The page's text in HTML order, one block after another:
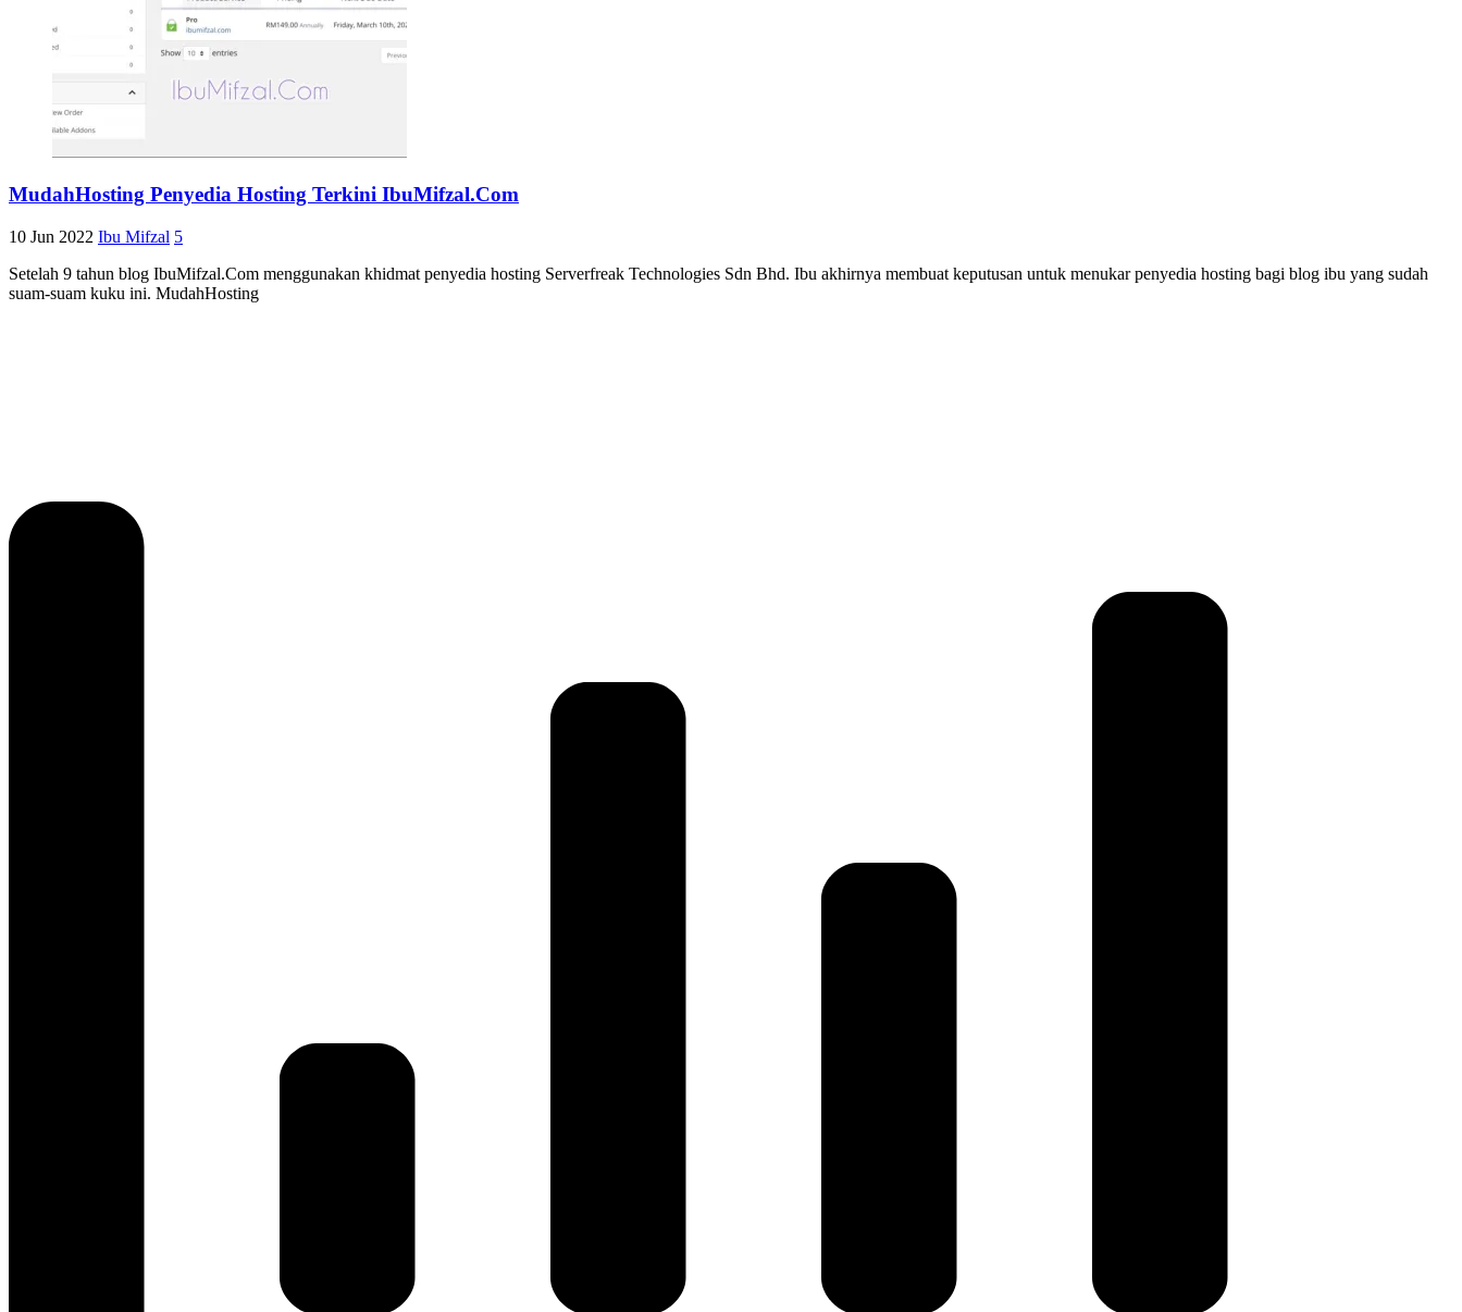
MudahHosting Penyedia Hosting Terkini IbuMifzal.Com
10 Jun 2022 Ibu Mifzal 5
Setelah 9 tahun blog IbuMifzal.Com menggunakan khidmat penyedia hosting Serverfreak Technologies Sdn Bhd. Ibu akhirnya membuat keputusan untuk menukar penyedia hosting bagi blog ibu yang sudah
suam-suam kuku ini. MudahHosting